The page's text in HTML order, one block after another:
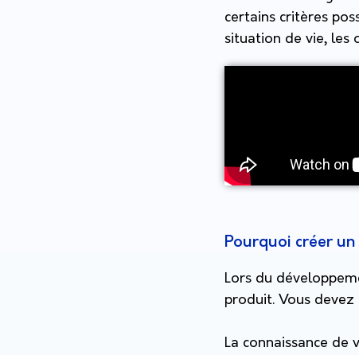
certains critères
situation de vie, les
Pourquoi créer
Lors du
produit. Vous
La connaissance